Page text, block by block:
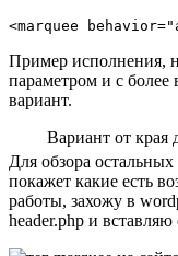
<marquee behavior=
Пример исполнения,
параметром и с более
вариант.
Для обзора
покажет какие есть
работы, захожу в
header.php и